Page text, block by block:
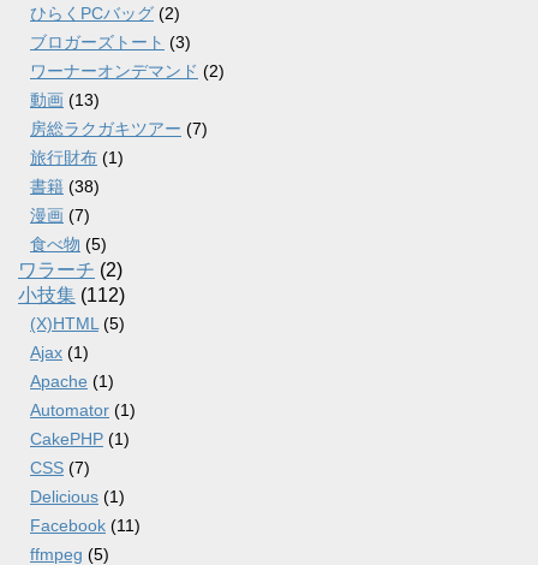
ひらくPCバッグ (2)
ブロガーズトート (3)
ワーナーオンデマンド (2)
動画 (13)
房総ラクガキツアー (7)
旅行財布 (1)
書籍 (38)
漫画 (7)
食べ物 (5)
ワラーチ (2)
小技集 (112)
(X)HTML (5)
Ajax (1)
Apache (1)
Automator (1)
CakePHP (1)
CSS (7)
Delicious (1)
Facebook (11)
ffmpeg (5)